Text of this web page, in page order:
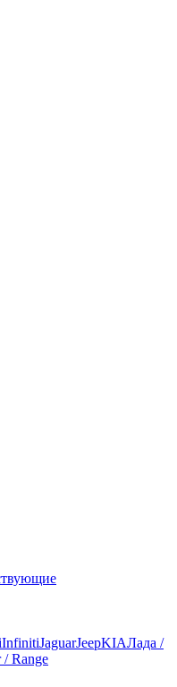
InfinitiJaguarJeepKIAЛада /
Range